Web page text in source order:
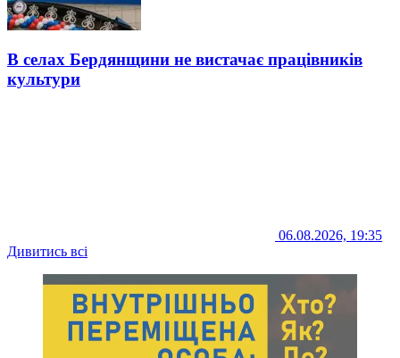
В селах Бердянщини не вистачає працівників
культури
06.08.2026, 19:35
Дивитись всі